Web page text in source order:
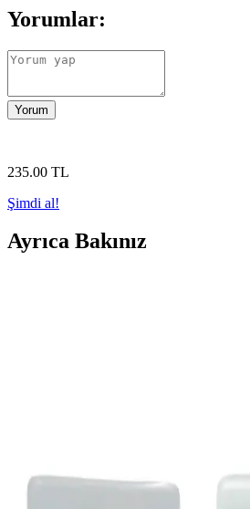
Yorumlar:
Yorum
235.00 TL
Şimdi al!
Ayrıca Bakınız
KRAF KALEMTRAŞ KOLLU MİNİ
yüksek performansıyla öne çıkan,